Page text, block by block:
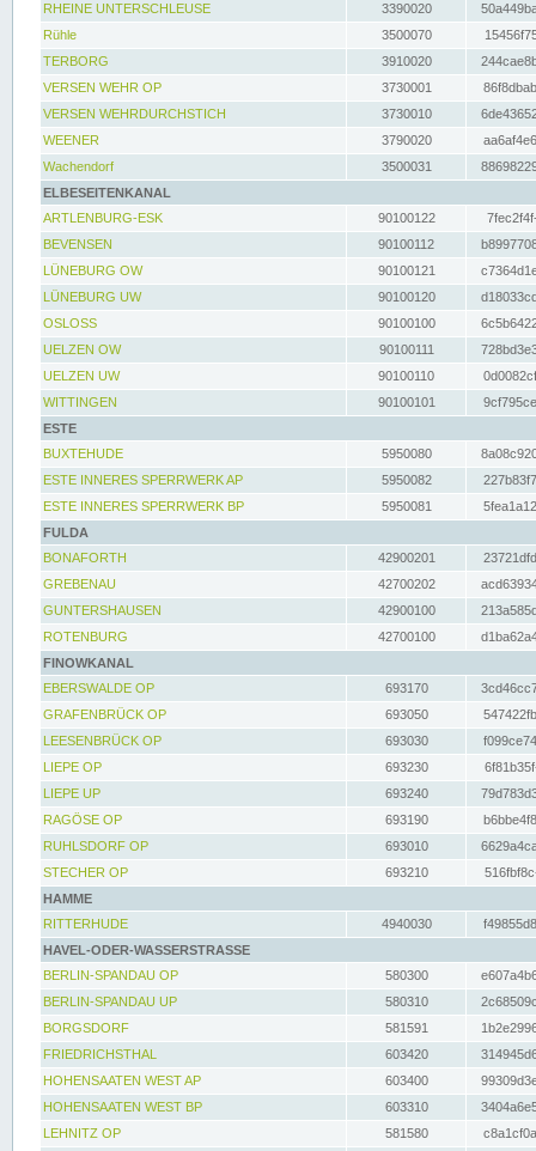
RHEINE UNTERSCHLEUSE
3390020
Rühle
3500070
TERBORG
3910020
VERSEN WEHR OP
3730001
VERSEN WEHRDURCHSTICH
3730010
WEENER
3790020
Wachendorf
3500031
ELBESEITENKANAL
ARTLENBURG-ESK
90100122
BEVENSEN
90100112
LÜNEBURG OW
90100121
LÜNEBURG UW
90100120
OSLOSS
90100100
UELZEN OW
90100111
UELZEN UW
90100110
WITTINGEN
90100101
ESTE
BUXTEHUDE
5950080
ESTE INNERES SPERRWERK AP
5950082
ESTE INNERES SPERRWERK BP
5950081
FULDA
BONAFORTH
42900201
GREBENAU
42700202
GUNTERSHAUSEN
42900100
ROTENBURG
42700100
FINOWKANAL
EBERSWALDE OP
693170
GRAFENBRÜCK OP
693050
LEESENBRÜCK OP
693030
LIEPE OP
693230
LIEPE UP
693240
RAGÖSE OP
693190
RUHLSDORF OP
693010
STECHER OP
693210
HAMME
RITTERHUDE
4940030
HAVEL-ODER-WASSERSTRASSE
BERLIN-SPANDAU OP
580300
BERLIN-SPANDAU UP
580310
BORGSDORF
581591
FRIEDRICHSTHAL
603420
HOHENSAATEN WEST AP
603400
HOHENSAATEN WEST BP
603310
LEHNITZ OP
581580